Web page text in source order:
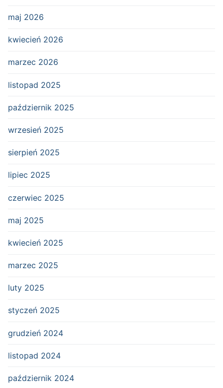
maj 2026
kwiecień 2026
marzec 2026
listopad 2025
październik 2025
wrzesień 2025
sierpień 2025
lipiec 2025
czerwiec 2025
maj 2025
kwiecień 2025
marzec 2025
luty 2025
styczeń 2025
grudzień 2024
listopad 2024
październik 2024